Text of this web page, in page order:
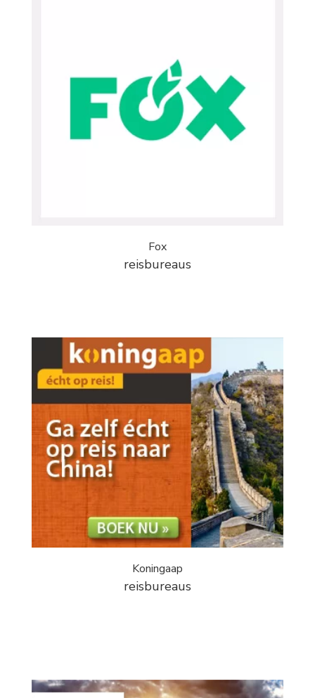
Fox
reisbureaus
Koningaap
reisbureaus